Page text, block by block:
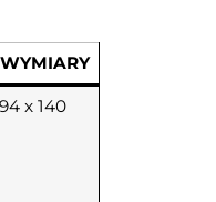
WYMIARY
94 x 140